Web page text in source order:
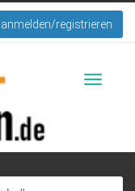
anmelden/registrieren